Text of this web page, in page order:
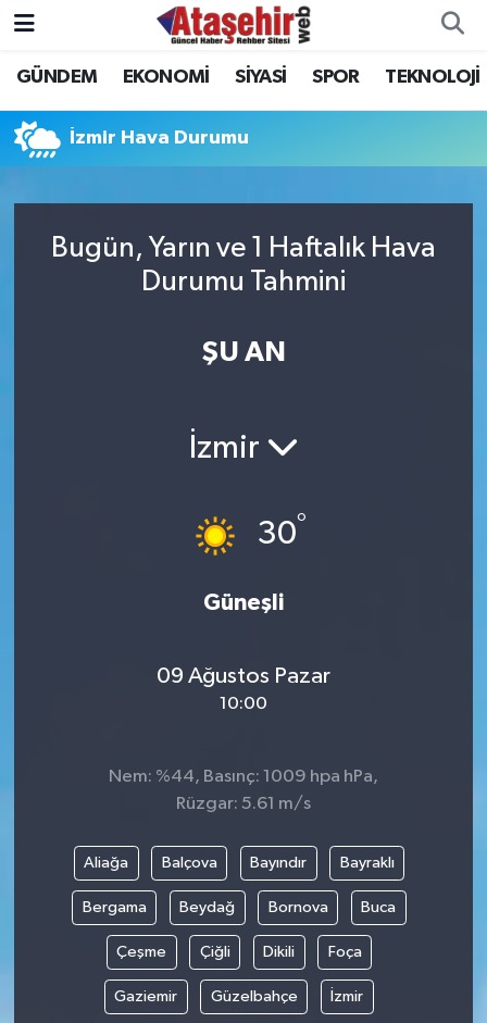
GÜNDEM EKONOMİ SİYASİ SPOR TEKNOLOJİ
İzmir Hava Durumu
Bugün, Yarın ve 1 Haftalık Hava
Durumu Tahmini
ŞU AN
İzmir
30°
Güneşli
09 Ağustos Pazar
10:00
Nem: %44, Basınç: 1009 hpa hPa,
Rüzgar: 5.61 m/s
Aliağa Balçova Bayındır Bayraklı
Bergama Beydağ Bornova Buca
Çeşme Çiğli Dikili Foça
Gaziemir Güzelbahçe İzmir
Hava Durumu
Trafik Durumu
Tüm Manşetler